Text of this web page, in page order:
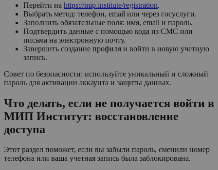
Перейти на https://mip.institute/registration.
Выбрать метод: телефон, email или через госуслуги.
Заполнить обязательные поля: имя, email и пароль.
Подтвердить данные с помощью кода из СМС или
письма на электронную почту.
Завершить создание профиля и войти в новую учетную
запись.
Совет по безопасности: используйте уникальный и сложный
пароль для активации аккаунта и защиты данных.
Что делать, если не получается войти в
МИП Институт: восстановление
доступа
Этот раздел поможет, если вы забыли пароль, сменили номер
телефона или ваша учетная запись была заблокирована.